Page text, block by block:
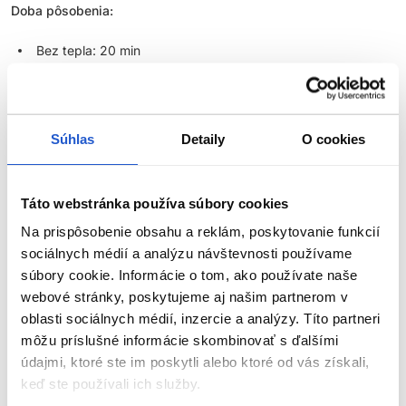
Súhlas Detaily O cookies
Táto webstránka používa súbory cookies
Na prispôsobenie obsahu a reklám, poskytovanie funkcií
sociálnych médií a analýzu návštevnosti používame
súbory cookie. Informácie o tom, ako používate naše
webové stránky, poskytujeme aj našim partnerom v
oblasti sociálnych médií, inzercie a analýzy. Títo partneri
môžu príslušné informácie skombinovať s ďalšími
údajmi, ktoré ste im poskytli alebo ktoré od vás získali,
keď ste používali ich služby.
Doba pôsobenia:
Bez tepla: 20 min
Pri akejkoľvek aplikácii farby na vlasy používajte ochranné
rukavice.
Z vlasov vypláchnite farbu. NanesteŠampón Color Radiancea
1x vlasy umyte. Na zneutralizovanie a ustálenie farebných
pigmentov naneste na 5 min ošetrenie
Color Radiance Post
Color Treatment
---
BEZPEČNOSTNÉ UPOZORNENIE
ZOBRAZIŤ VIAC